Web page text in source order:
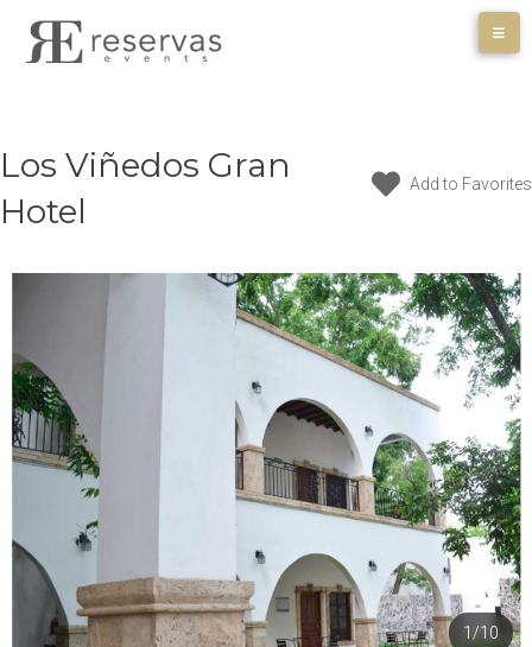
Los Viñedos Gran
Hotel
Add to Favorites
1/10